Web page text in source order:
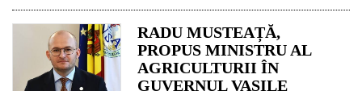
RADU MUSTEAȚĂ,
PROPUS MINISTRU AL
AGRICULTURII ÎN
GUVERNUL VASILE